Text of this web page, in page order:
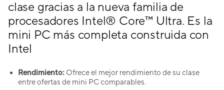
clase gracias a la nueva familia de
procesadores Intel® Core™ Ultra. Es la
mini PC más completa construida con
Intel
Rendimiento: Ofrece el mejor rendimiento de su clase
entre ofertas de mini PC comparables.